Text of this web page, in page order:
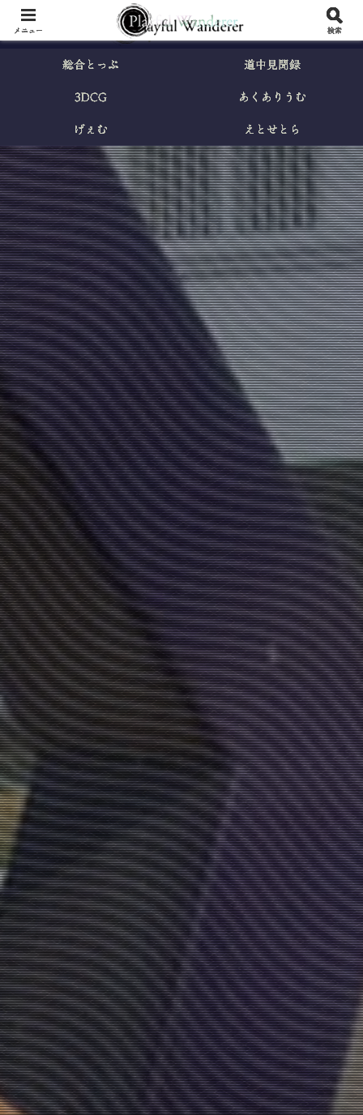
総合とっぷ 道中見聞録
3DCG あくありうむ
げぇむ えとせとら
メニュー 検索